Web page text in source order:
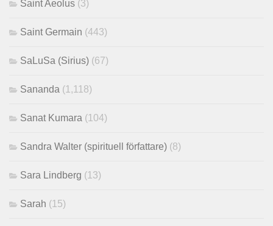
Saint Aeolus (3)
Saint Germain (443)
SaLuSa (Sirius) (67)
Sananda (1,118)
Sanat Kumara (104)
Sandra Walter (spirituell författare) (8)
Sara Lindberg (13)
Sarah (15)